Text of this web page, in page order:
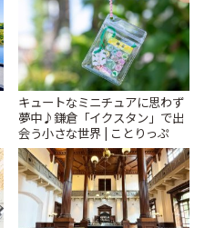
キュートなミニチュアに思わず
夢中♪鎌倉「イクスタン」で出
会う小さな世界 | ことりっぷ